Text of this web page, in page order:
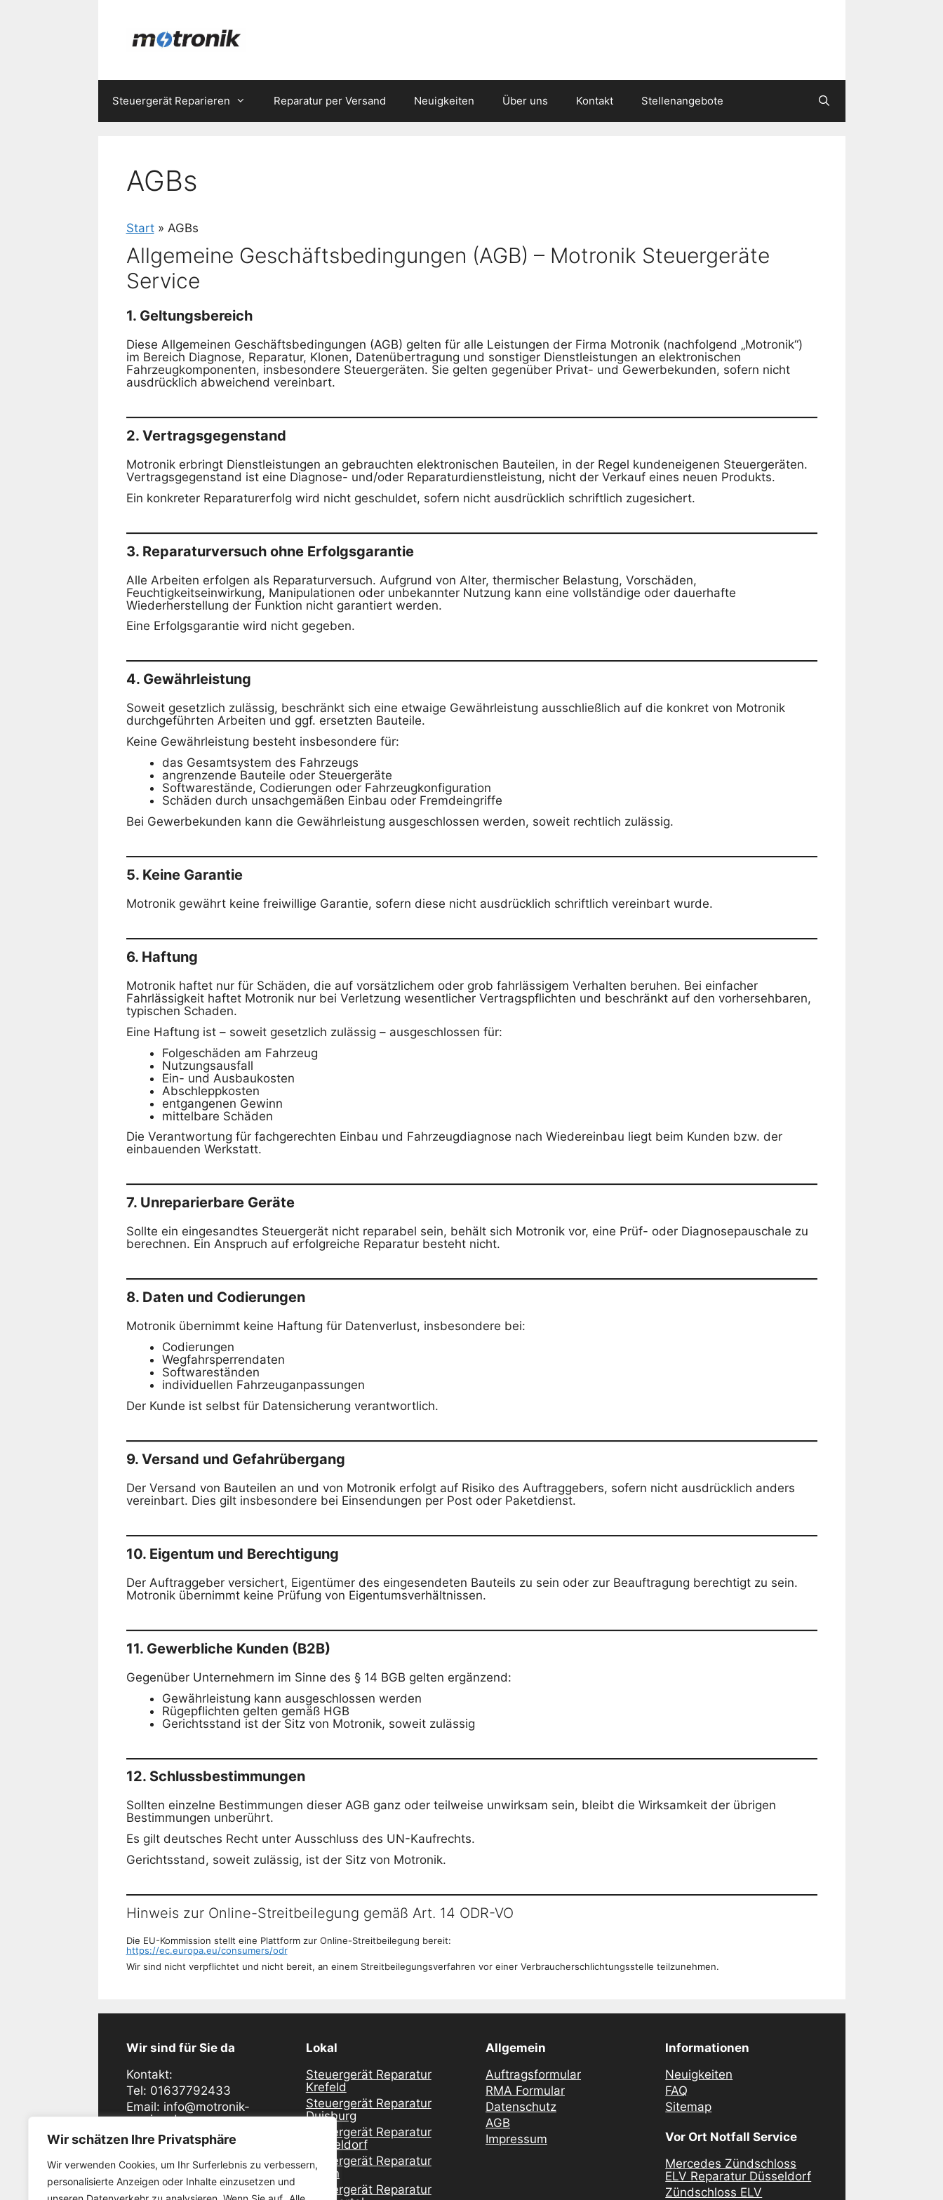
Wir schätzen Ihre Privatsphäre
Wir verwenden Cookies, um Ihr Surferlebnis zu verbessern,
personalisierte Anzeigen oder Inhalte einzusetzen und
Steuergerät Reparieren Reparatur per Versand Neuigkeiten Über uns Kontakt Stellenangebote
AGBs
Start» AGBs
Allgemeine Geschäftsbedingungen (AGB) – Motronik Steuergeräte
Service
1. Geltungsbereich
Diese Allgemeinen Geschäftsbedingungen (AGB) gelten für alle Leistungen der Firma Motronik (nachfolgend „Motronik“)
im Bereich Diagnose, Reparatur, Klonen, Datenübertragung und sonstiger Dienstleistungen an elektronischen
Fahrzeugkomponenten, insbesondere Steuergeräten. Sie gelten gegenüber Privat- und Gewerbekunden, sofern nicht
ausdrücklich abweichend vereinbart.
2. Vertragsgegenstand
Motronik erbringt Dienstleistungen an gebrauchten elektronischen Bauteilen, in der Regel kundeneigenen Steuergeräten.
Vertragsgegenstand ist eine Diagnose- und/oder Reparaturdienstleistung, nicht der Verkauf eines neuen Produkts.
Ein konkreter Reparaturerfolg wird nicht geschuldet, sofern nicht ausdrücklich schriftlich zugesichert.
3. Reparaturversuch ohne Erfolgsgarantie
Alle Arbeiten erfolgen als Reparaturversuch. Aufgrund von Alter, thermischer Belastung, Vorschäden,
Feuchtigkeitseinwirkung, Manipulationen oder unbekannter Nutzung kann eine vollständige oder dauerhafte
Wiederherstellung der Funktion nicht garantiert werden.
Eine Erfolgsgarantie wird nicht gegeben.
4. Gewährleistung
Soweit gesetzlich zulässig, beschränkt sich eine etwaige Gewährleistung ausschließlich auf die konkret von Motronik
durchgeführten Arbeiten und ggf. ersetzten Bauteile.
Keine Gewährleistung besteht insbesondere für:
das Gesamtsystem des Fahrzeugs
angrenzende Bauteile oder Steuergeräte
Softwarestände, Codierungen oder Fahrzeugkonfiguration
Schäden durch unsachgemäßen Einbau oder Fremdeingriffe
Bei Gewerbekunden kann die Gewährleistung ausgeschlossen werden, soweit rechtlich zulässig.
5. Keine Garantie
Motronik gewährt keine freiwillige Garantie, sofern diese nicht ausdrücklich schriftlich vereinbart wurde.
6. Haftung
Motronik haftet nur für Schäden, die auf vorsätzlichem oder grob fahrlässigem Verhalten beruhen. Bei einfacher
Fahrlässigkeit haftet Motronik nur bei Verletzung wesentlicher Vertragspflichten und beschränkt auf den vorhersehbaren,
typischen Schaden.
Eine Haftung ist – soweit gesetzlich zulässig – ausgeschlossen für:
Folgeschäden am Fahrzeug
Nutzungsausfall
Ein- und Ausbaukosten
Abschleppkosten
entgangenen Gewinn
mittelbare Schäden
Die Verantwortung für fachgerechten Einbau und Fahrzeugdiagnose nach Wiedereinbau liegt beim Kunden bzw. der
einbauenden Werkstatt.
7. Unreparierbare Geräte
Sollte ein eingesandtes Steuergerät nicht reparabel sein, behält sich Motronik vor, eine Prüf- oder Diagnosepauschale zu
berechnen. Ein Anspruch auf erfolgreiche Reparatur besteht nicht.
8. Daten und Codierungen
Motronik übernimmt keine Haftung für Datenverlust, insbesondere bei:
Codierungen
Wegfahrsperrendaten
Softwareständen
individuellen Fahrzeuganpassungen
Der Kunde ist selbst für Datensicherung verantwortlich.
9. Versand und Gefahrübergang
Der Versand von Bauteilen an und von Motronik erfolgt auf Risiko des Auftraggebers, sofern nicht ausdrücklich anders
vereinbart. Dies gilt insbesondere bei Einsendungen per Post oder Paketdienst.
10. Eigentum und Berechtigung
Der Auftraggeber versichert, Eigentümer des eingesendeten Bauteils zu sein oder zur Beauftragung berechtigt zu sein.
Motronik übernimmt keine Prüfung von Eigentumsverhältnissen.
11. Gewerbliche Kunden (B2B)
Gegenüber Unternehmern im Sinne des § 14 BGB gelten ergänzend:
Gewährleistung kann ausgeschlossen werden
Rügepflichten gelten gemäß HGB
Gerichtsstand ist der Sitz von Motronik, soweit zulässig
12. Schlussbestimmungen
Sollten einzelne Bestimmungen dieser AGB ganz oder teilweise unwirksam sein, bleibt die Wirksamkeit der übrigen
Bestimmungen unberührt.
Es gilt deutsches Recht unter Ausschluss des UN-Kaufrechts.
Gerichtsstand, soweit zulässig, ist der Sitz von Motronik.
Hinweis zur Online-Streitbeilegung gemäß Art. 14 ODR-VO
Die EU-Kommission stellt eine Plattform zur Online-Streitbeilegung bereit:
https://ec.europa.eu/consumers/odr
Wir sind nicht verpflichtet und nicht bereit, an einem Streitbeilegungsverfahren vor einer Verbraucherschlichtungsstelle teilzunehmen.
Wir sind für Sie da
Kontakt:
Tel: 01637792433
Email: info@motronik-
service.de
Industriering Ost 48
Öffnunszeiten:
Lokal
Steuergerät Reparatur
Krefeld
Steuergerät Reparatur
Duisburg
Steuergerät Reparatur
Düsseldorf
Steuergerät Reparatur
Essen
Steuergerät Reparatur
Allgemein
Auftragsformular
RMA Formular
Datenschutz
AGB
Impressum
Informationen
Neuigkeiten
FAQ
Sitemap
Vor Ort Notfall Service
Mercedes Zündschloss
ELV Reparatur Düsseldorf
Zündschloss ELV